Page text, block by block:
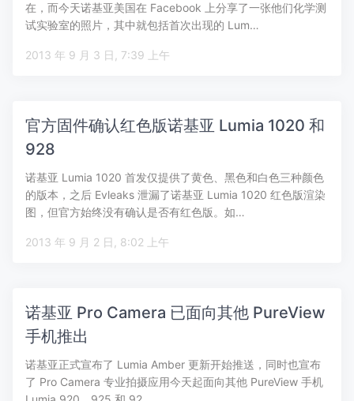
在，而今天诺基亚美国在 Facebook 上分享了一张他们化学测
试实验室的照片，其中就包括首次出现的 Lum…
2013 年 9 月 3 日, 7:39 上午
官方固件确认红色版诺基亚 Lumia 1020 和
928
诺基亚 Lumia 1020 首发仅提供了黄色、黑色和白色三种颜色
的版本，之后 Evleaks 泄漏了诺基亚 Lumia 1020 红色版渲染
图，但官方始终没有确认是否有红色版。如…
2013 年 9 月 2 日, 8:02 上午
诺基亚 Pro Camera 已面向其他 PureView
手机推出
诺基亚正式宣布了 Lumia Amber 更新开始推送，同时也宣布
了 Pro Camera 专业拍摄应用今天起面向其他 PureView 手机